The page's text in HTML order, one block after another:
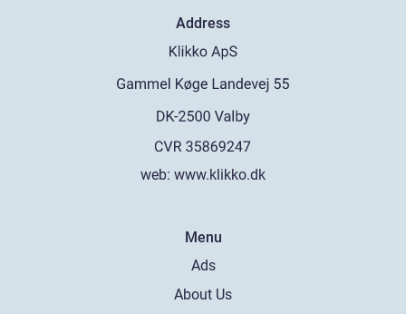
Address
web: www.klikko.dk
Menu
Ads
About Us